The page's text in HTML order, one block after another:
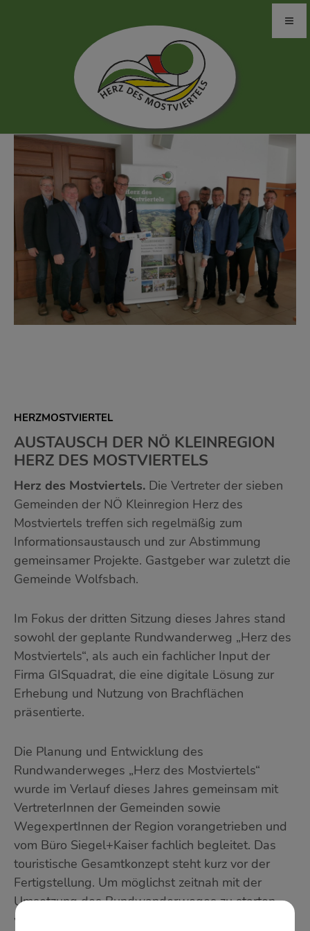
HERZMOSTVIERTEL
AUSTAUSCH DER NÖ KLEINREGION
HERZ DES MOSTVIERTELS
Herz des Mostviertels. Die Vertreter der sieben
Gemeinden der NÖ Kleinregion Herz des
Mostviertels treffen sich regelmäßig zum
Informationsaustausch und zur Abstimmung
gemeinsamer Projekte. Gastgeber war zuletzt die
Gemeinde Wolfsbach.
Im Fokus der dritten Sitzung dieses Jahres stand
sowohl der geplante Rundwanderweg „Herz des
Mostviertels“, als auch ein fachlicher Input der
Firma GISquadrat, die eine digitale Lösung zur
Erhebung und Nutzung von Brachflächen
präsentierte.
Die Planung und Entwicklung des
Rundwanderweges „Herz des Mostviertels“
wurde im Verlauf dieses Jahres gemeinsam mit
VertreterInnen der Gemeinden sowie
WegexpertInnen der Region vorangetrieben und
vom Büro Siegel+Kaiser fachlich begleitet. Das
touristische Gesamtkonzept steht kurz vor der
Fertigstellung. Um möglichst zeitnah mit der
Umsetzung des Rundwanderweges zu starten,
wurde die Kleinregionssitzung zur gemeinsamen